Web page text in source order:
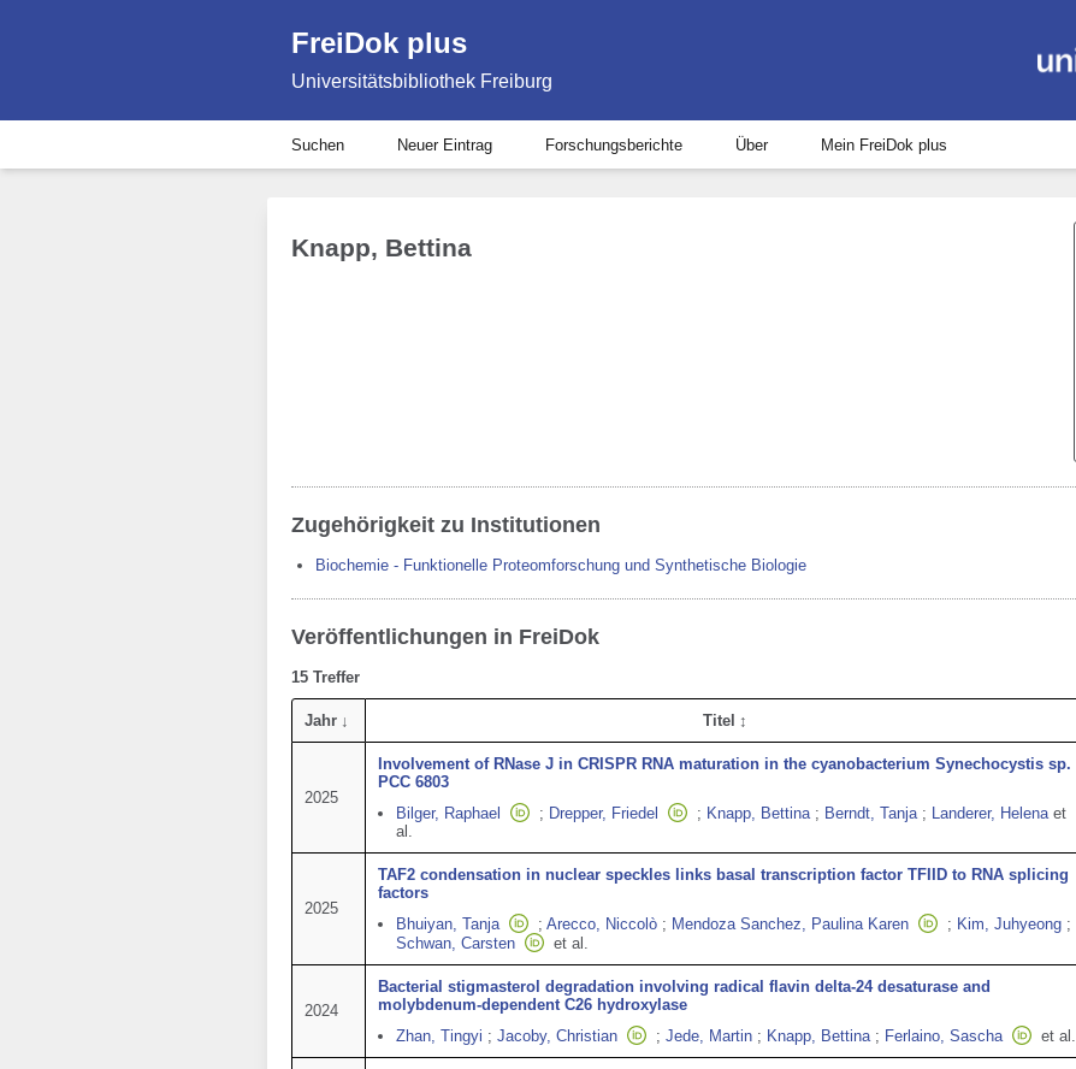
FreiDok plus
Universitätsbibliothek Freiburg
Suchen Neuer Eintrag Forschungsberichte Über Mein FreiDok plus
Knapp, Bettina
Zugehörigkeit zu Institutionen
Biochemie - Funktionelle Proteomforschung und Synthetische Biologie
Veröffentlichungen in FreiDok
15 Treffer
Jahr Titel
2025
Involvement of RNase J in CRISPR RNA maturation in the cyanobacterium Synechocystis sp.
PCC 6803
Bilger, Raphael
; Drepper, Friedel ; Knapp, Bettina ; Berndt, Tanja ; Landerer, Helena et
al.
2025
TAF2 condensation in nuclear speckles links basal transcription factor TFIID to RNA splicing
factors
Bhuiyan, Tanja
; Arecco, Niccolò ; Mendoza Sanchez, Paulina Karen ; Kim, Juhyeong ;
Schwan, Carsten
et al.
2024
Bacterial stigmasterol degradation involving radical flavin delta-24 desaturase and
molybdenum-dependent C26 hydroxylase
Zhan, Tingyi ; Jacoby, Christian ; Jede, Martin ; Knapp, Bettina ; Ferlaino, Sascha et al.